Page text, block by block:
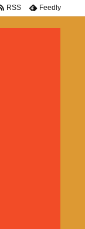
RSS Feedly